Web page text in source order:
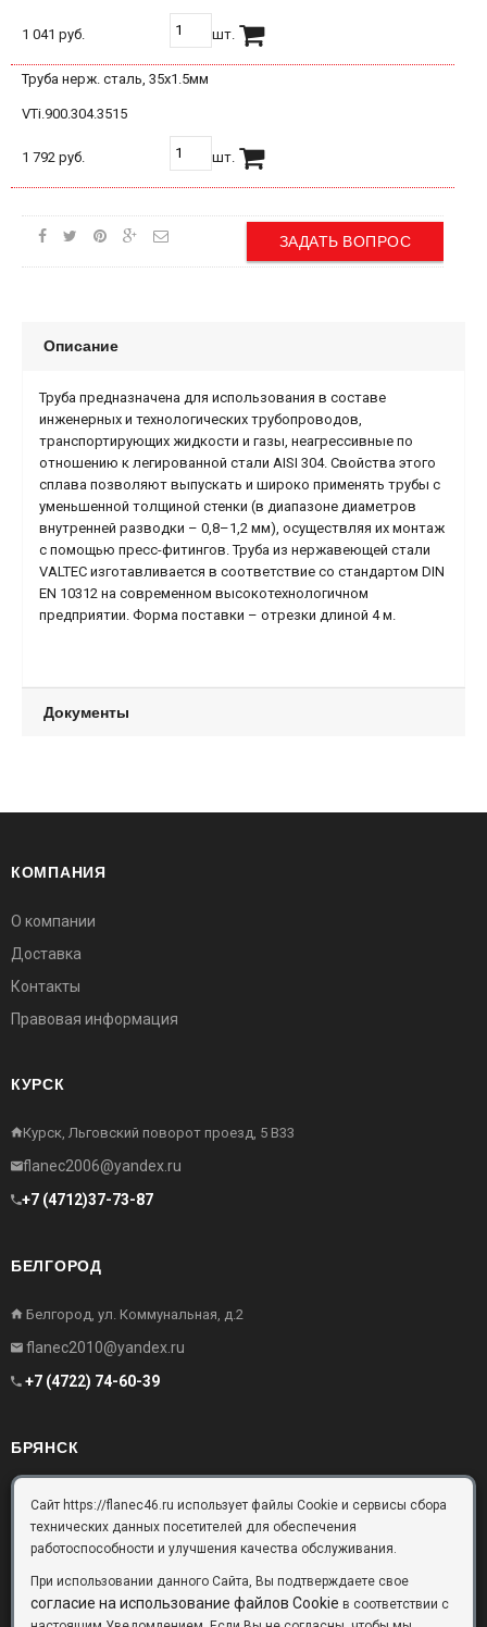
1 041 руб. шт.
Труба нерж. сталь, 35х1.5мм
VTi.900.304.3515
1 792 руб. шт.
ЗАДАТЬ ВОПРОС
Описание
Труба предназначена для использования в составе
инженерных и технологических трубопроводов,
транспортирующих жидкости и газы, неагрессивные по
отношению к легированной стали AISI 304. Свойства этого
сплава позволяют выпускать и широко применять трубы с
уменьшенной толщиной стенки (в диапазоне диаметров
внутренней разводки – 0,8–1,2 мм), осуществляя их монтаж
с помощью пресс-фитингов. Труба из нержавеющей стали
VALTEC изготавливается в соответствие со стандартом DIN
EN 10312 на современном высокотехнологичном
предприятии. Форма поставки – отрезки длиной 4 м.
Документы
КОМПАНИЯ
О компании
Доставка
Контакты
Правовая информация
КУРСК
Курск, Льговский поворот проезд, 5 В33
flanec2006@yandex.ru
+7 (4712)37-73-87
БЕЛГОРОД
Белгород, ул. Коммунальная, д.2
flanec2010@yandex.ru
+7 (4722) 74-60-39
БРЯНСК
Брянск, Московский проезд, д.10, офис 3
flanec32@yandex.ru
Сайт https://flanec46.ru использует файлы Cookie и сервисы сбора
технических данных посетителей для обеспечения
работоспособности и улучшения качества обслуживания.
При использовании данного Сайта, Вы подтверждаете свое
согласие на использование файлов Cookie в соответствии с